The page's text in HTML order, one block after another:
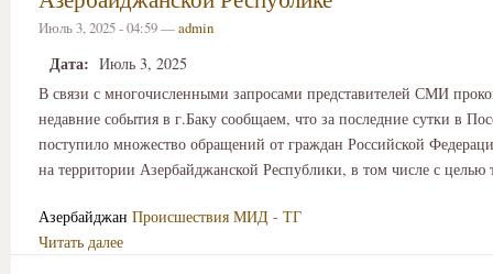
Июль 3, 2025 - 04:59 —admin
Дата: Июль 3, 2025
В связи с многочисленными запросами представителей СМИ
недавние события в г.Баку сообщаем, что за последние сутки в
поступило множество обращений от граждан Российской
на территории Азербайджанской Республики, в том числе с целью
Азербайджан Происшествия МИД - ТГ
Читать далее